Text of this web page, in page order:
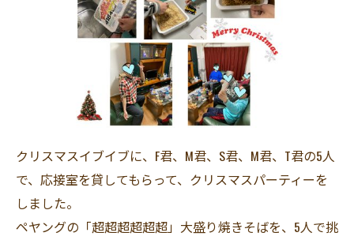
クリスマスイブイブに、F君、M君、S君、M君、T君の5人
で、応接室を貸してもらって、クリスマスパーティーを
しました。
ペヤングの「超超超超超超」大盛り焼きそばを、5人で挑